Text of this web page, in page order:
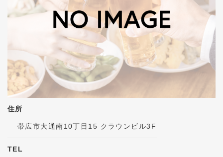
住所
帯広市大通南10丁目15 クラウンビル3F
TEL